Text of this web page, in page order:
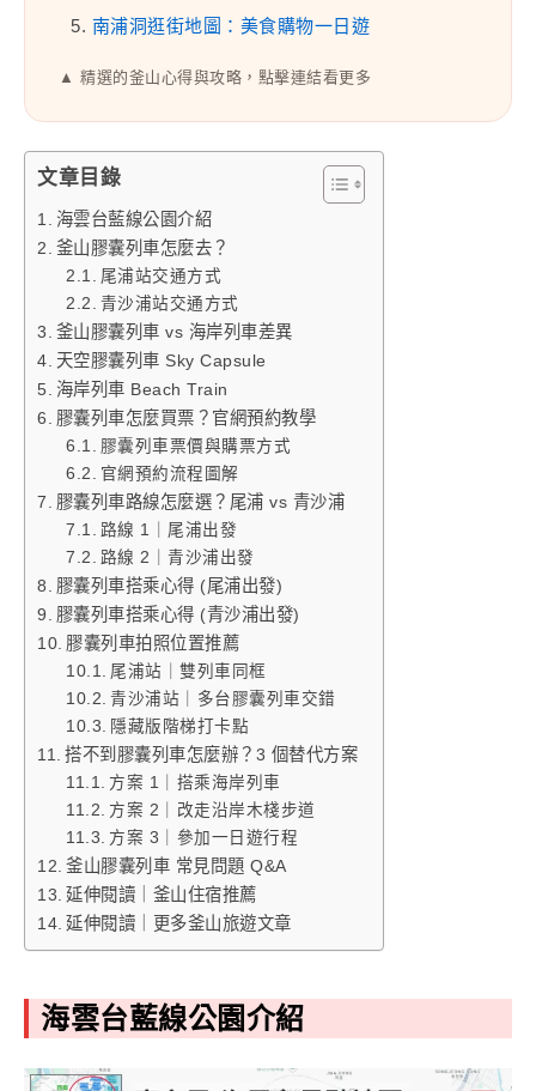
5. 南浦洞逛街地圖：美食購物一日遊
▲ 精選的釜山心得與攻略，點擊連結看更多
文章目錄
海雲台藍線公園介紹
釜山膠囊列車怎麼去？
尾浦站交通方式
青沙浦站交通方式
釜山膠囊列車 vs 海岸列車差異
天空膠囊列車 Sky Capsule
海岸列車 Beach Train
膠囊列車怎麼買票？官網預約教學
膠囊列車票價與購票方式
官網預約流程圖解
膠囊列車路線怎麼選？尾浦 vs 青沙浦
路線 1｜尾浦出發
路線 2｜青沙浦出發
膠囊列車搭乘心得 (尾浦出發)
膠囊列車搭乘心得 (青沙浦出發)
膠囊列車拍照位置推薦
尾浦站｜雙列車同框
青沙浦站｜多台膠囊列車交錯
隱藏版階梯打卡點
搭不到膠囊列車怎麼辦？3 個替代方案
方案 1｜搭乘海岸列車
方案 2｜改走沿岸木棧步道
方案 3｜參加一日遊行程
釜山膠囊列車 常見問題 Q&A
延伸閱讀｜釜山住宿推薦
延伸閱讀｜更多釜山旅遊文章
海雲台藍線公園介紹